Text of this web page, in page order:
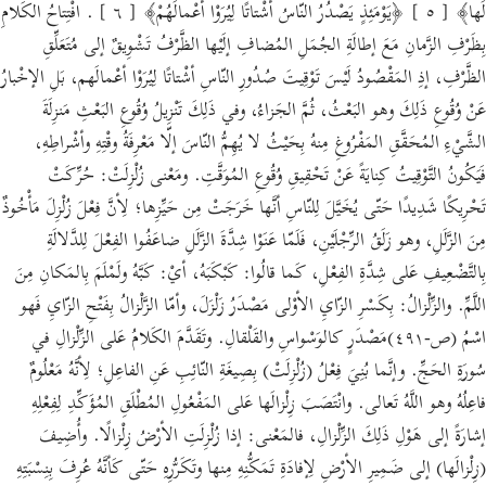
لَها﴾ [ ٥ ] ﴿يَوْمَئِذٍ يَصْدُرُ النّاسُ أشْتاتًا لِيُرَوْا أعْمالَهُمْ﴾ [ ٦ ] . افْتِتاحُ الكَلامِ
بِظَرْفِ الزَّمانِ مَعَ إطالَةِ الجُمَلِ المُضافِ إلَيْها الظَّرْفُ تَشْوِيقٌ إلى مُتَعَلِّقِ
الظَّرْفِ، إذِ المَقْصُودُ لَيْسَ تَوْقِيتَ صُدُورِ النّاسِ أشْتاتًا لِيُرَوْا أعْمالَهم، بَلِ الإخْبارُ
عَنْ وُقُوعِ ذَلِكَ وهو البَعْثُ، ثُمَّ الجَزاءُ، وفي ذَلِكَ تَنْزِيلُ وُقُوعِ البَعْثِ مَنزِلَةَ
الشَّيْءِ المُحَقَّقِ المَفْرُوغِ مِنهُ بِحَيْثُ لا يُهِمُّ النّاسَ إلّا مَعْرِفَةُ وقْتِهِ وأشْراطِهِ،
فَيَكُونُ التَّوْقِيتُ كِنايَةً عَنْ تَحْقِيقِ وُقُوعِ المُوَقَّتِ. ومَعْنى زُلْزِلَتْ: حُرِّكَتْ
تَحْرِيكًا شَدِيدًا حَتّى يُخَيَّلَ لِلنّاسِ أنَّها خَرَجَتْ مِن حَيِّزِها؛ لِأنَّ فِعْلَ زُلْزِلَ مَأْخُوذٌ
مِنَ الزَّلَلِ، وهو زَلَقُ الرِّجْلَيْنِ، فَلَمّا عَنَوْا شِدَّةَ الزَّلَلِ ضاعَفُوا الفِعْلَ لِلدَّلالَةِ
بِالتَّضْعِيفِ عَلى شِدَّةِ الفِعْلِ، كَما قالُوا: كَبْكَبَهُ، أيْ: كَبَّهُ ولَمْلَمَ بِالمَكانِ مِنَ
اللَّمِّ. والزِّلْزالُ: بِكَسْرِ الزّايِ الأوْلى مَصْدَرُ زَلْزَلَ، وأمّا الزَّلْزالُ بِفَتْحِ الزّايِ فَهو
اسْمُ (ص-٤٩١)مَصْدَرٍ كالوَسْواسِ والقَلْقالِ. وتَقَدَّمَ الكَلامُ عَلى الزِّلْزالِ في
سُورَةِ الحَجِّ. وإنَّما بُنِيَ فِعْلُ (زُلْزِلَتْ) بِصِيغَةِ النّائِبِ عَنِ الفاعِلِ؛ لِأنَّهُ مَعْلُومٌ
فاعِلُهُ وهو اللَّهُ تَعالى. وانْتَصَبَ زِلْزالَها عَلى المَفْعُولِ المُطْلَقِ المُؤَكِّدِ لِفِعْلِهِ
إشارَةً إلى هَوْلِ ذَلِكَ الزِّلْزالِ، فالمَعْنى: إذا زُلْزِلَتِ الأرْضُ زِلْزالًا. وأُضِيفَ
(زِلْزالَها) إلى ضَمِيرِ الأرْضِ لِإفادَةِ تَمَكُّنِهِ مِنها وتَكَرُّرِهِ حَتّى كَأنَّهُ عُرِفَ بِنِسْبَتِهِ